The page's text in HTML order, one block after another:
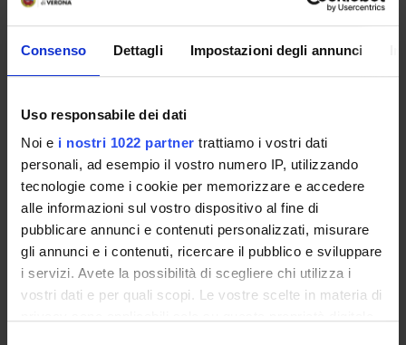
Consenso Dettagli Impostazioni degli annunci
Uso responsabile dei dati
Noi e i nostri 1022 partner trattiamo i vostri dati
personali, ad esempio il vostro numero IP, utilizzando
tecnologie come i cookie per memorizzare e accedere
alle informazioni sul vostro dispositivo al fine di
pubblicare annunci e contenuti personalizzati, misurare
gli annunci e i contenuti, ricercare il pubblico e sviluppare
i servizi. Avete la possibilità di scegliere chi utilizza i
vostri dati e per quali scopi. Le vostre scelte in materia di
No recent seminar found relating to teaching Sociology of
STUDYING
COURSES
PHD PROGRAMMES AND POSTGRADUATE
TRAINING
People
Places